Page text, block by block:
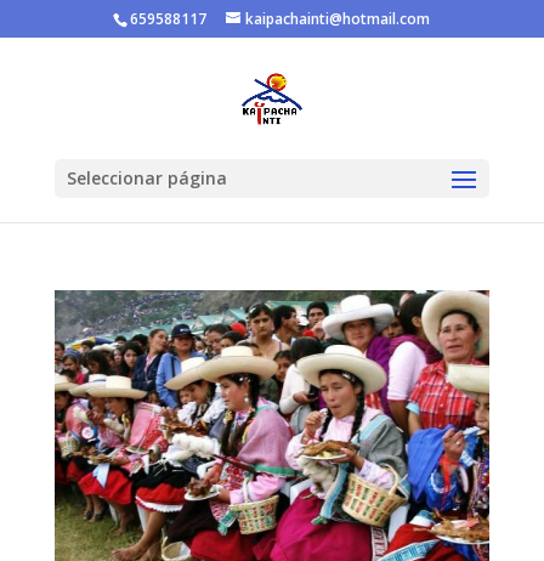
659588117 kaipachainti@hotmail.com
Seleccionar página